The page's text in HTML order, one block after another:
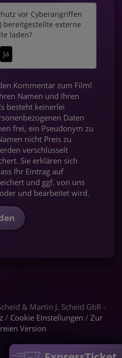
vor Cyberangriffen
bereitgestellte externe
laden?
Ja
Kommentar zum Film!
Namen und Ihren
besteht keinerlei
Daten
frei, ein Pseudonym zu
nicht Preis zu
verschlüsselt
Sie erklären sich
Ihr Eintrag auf
und ggf. von uns
und bearbeitet wird.
& Martin J. Scheid GbR -
/ Cookie Einstellungen / Zur
Version